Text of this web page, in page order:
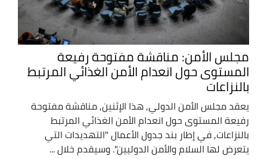
مجلس الأمن: مناقشة مفتوحة رفيعة
المستوى حول انعدام الأمن الغذائي المرتبط
بالنزاعات
يعقد مجلس الأمن الدولي, هذا الإثنين, مناقشة مفتوحة
رفيعة المستوى حول انعدام الأمن الغذائي المرتبط
بالنزاعات, في إطار بند جدول الأعمال "التهديدات التي
يتعرض لها السلام والأمن الدوليين". وسيقدم خلال ...